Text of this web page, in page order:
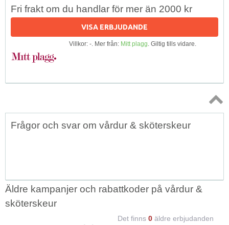
Fri frakt om du handlar för mer än 2000 kr
VISA ERBJUDANDE
Villkor: -. Mer från: Mitt plagg. Giltig tills vidare.
Topp
Frågor och svar om vårdur & sköterskeur
Äldre kampanjer och rabattkoder på vårdur &
sköterskeur
Det finns 0 äldre erbjudanden